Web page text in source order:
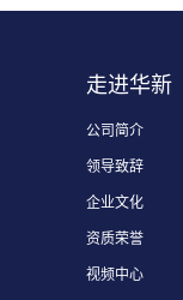
走进华新
公司简介
领导致辞
企业文化
资质荣誉
视频中心